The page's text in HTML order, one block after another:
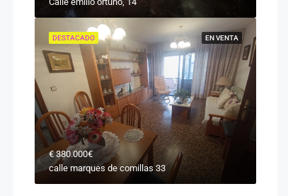
EN VENTA
DESTACADO
€380.000€
calle marques de comillas 33